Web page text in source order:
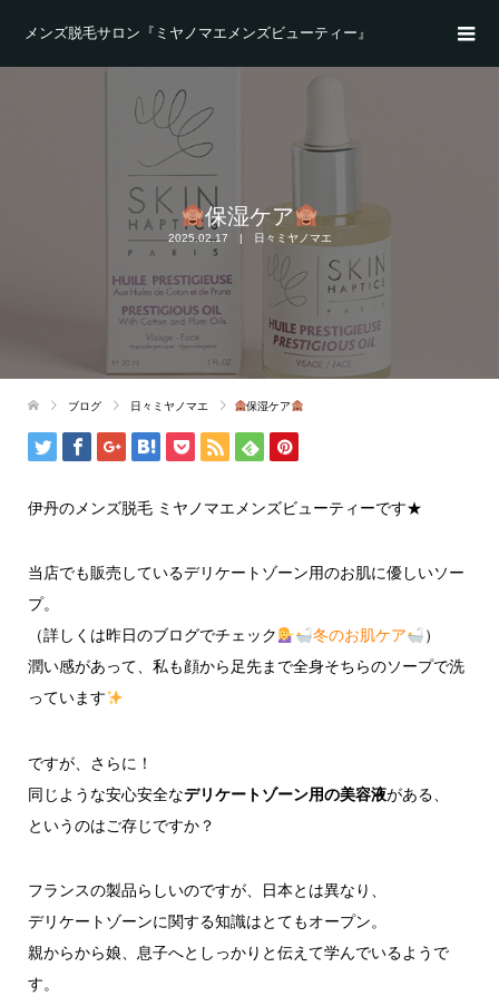
メンズ脱毛サロン『ミヤノマエメンズビューティー』
保湿ケア
2025.02.17 日々ミヤノマエ
ブログ 日々ミヤノマエ 保湿ケア
伊丹のメンズ脱毛 ミヤノマエメンズビューティーです★
当店でも販売しているデリケートゾーン用のお肌に優しいソー
プ。
（詳しくは昨日のブログでチェック
冬のお肌ケア
）
潤い感があって、私も顔から足先まで全身そちらのソープで洗
っています
ですが、さらに！
同じような安心安全なデリケートゾーン用の美容液がある、
というのはご存じですか？
フランスの製品らしいのですが、日本とは異なり、
デリケートゾーンに関する知識はとてもオープン。
親からから娘、息子へとしっかりと伝えて学んでいるようで
す。